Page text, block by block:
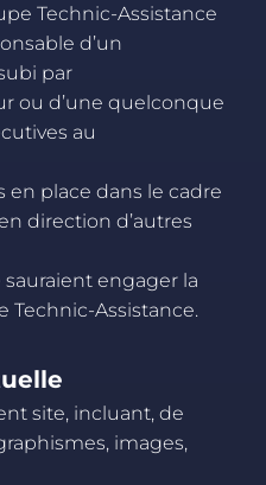
Technic-Assistance
d’un
par
ou d’une quelconque
au
en place dans le cadre
direction d’autres
engager la
Technic-Assistance.
site, incluant, de
images,